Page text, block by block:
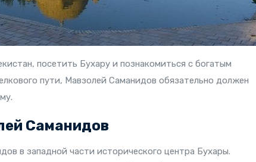
посетить Бухару и познакомиться с богатым
пути, Мавзолей Саманидов обязательно должен
Саманидов
в западной части исторического центра Бухары.